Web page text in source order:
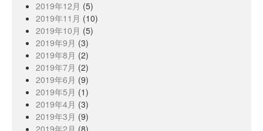
2019年12月 (5)
2019年11月 (10)
2019年10月 (5)
2019年9月 (3)
2019年8月 (2)
2019年7月 (2)
2019年6月 (9)
2019年5月 (1)
2019年4月 (3)
2019年3月 (9)
2019年2月 (8)